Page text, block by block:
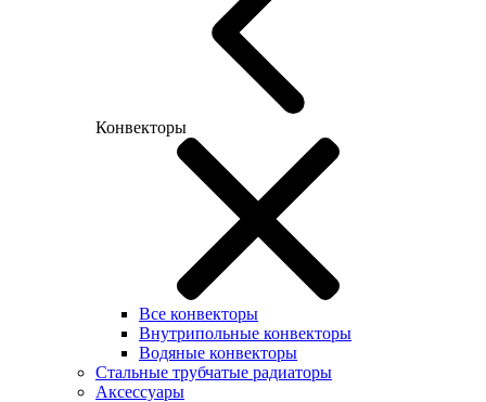
Конвекторы
Все конвекторы
Внутрипольные конвекторы
Водяные конвекторы
Стальные трубчатые радиаторы
Аксессуары